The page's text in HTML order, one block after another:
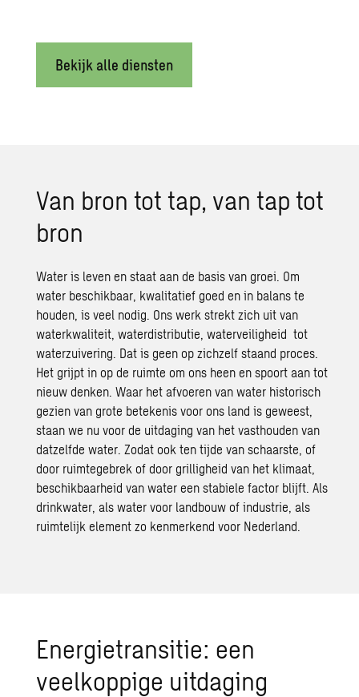
Bekijk alle diensten
Van bron tot tap, van tap tot
bron
Water is leven en staat aan de basis van groei. Om
water beschikbaar, kwalitatief goed en in balans te
houden, is veel nodig. Ons werk strekt zich uit van
waterkwaliteit, waterdistributie,waterveiligheid tot
waterzuivering. Dat is geen op zichzelf staand proces.
Het grijpt in op de ruimte om ons heen en spoort aan tot
nieuw denken. Waar het afvoeren van water historisch
gezien van grote betekenis voor ons land is geweest,
staan we nu voor de uitdaging van het vasthouden van
datzelfde water. Zodat ook ten tijde van schaarste, of
door ruimtegebrek of door grilligheid van het klimaat,
beschikbaarheid van water een stabiele factor blijft. Als
drinkwater, als water voor landbouw of industrie, als
ruimtelijk element zo kenmerkend voor Nederland.
Energietransitie: een
veelkoppige uitdaging